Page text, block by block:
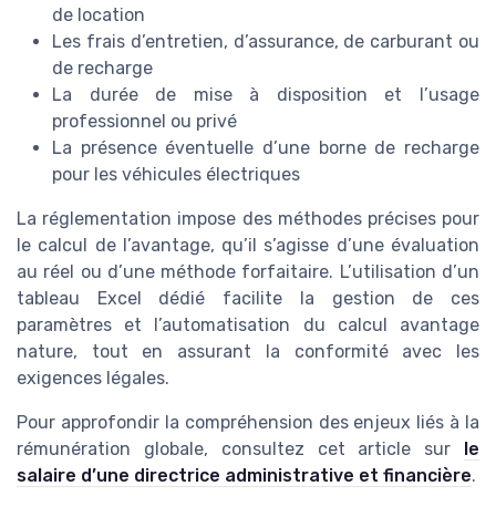
de location
Les frais d’entretien, d’assurance, de carburant ou
de recharge
La durée de mise à disposition et l’usage
professionnel ou privé
La présence éventuelle d’une borne de recharge
pour les véhicules électriques
La réglementation impose des méthodes précises pour
le calcul de l’avantage, qu’il s’agisse d’une évaluation
au réel ou d’une méthode forfaitaire. L’utilisation d’un
tableau Excel dédié facilite la gestion de ces
paramètres et l’automatisation du calcul avantage
nature, tout en assurant la conformité avec les
exigences légales.
Pour approfondir la compréhension des enjeux liés à la
rémunération globale, consultez cet article sur le
salaire d’une directrice administrative et financière.